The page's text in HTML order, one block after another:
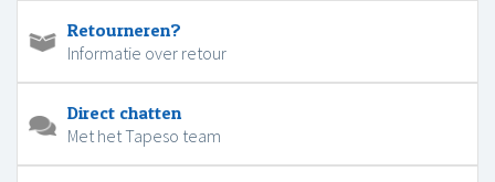
Retourneren?
Informatie over retour
Direct chatten
Met het Tapeso team